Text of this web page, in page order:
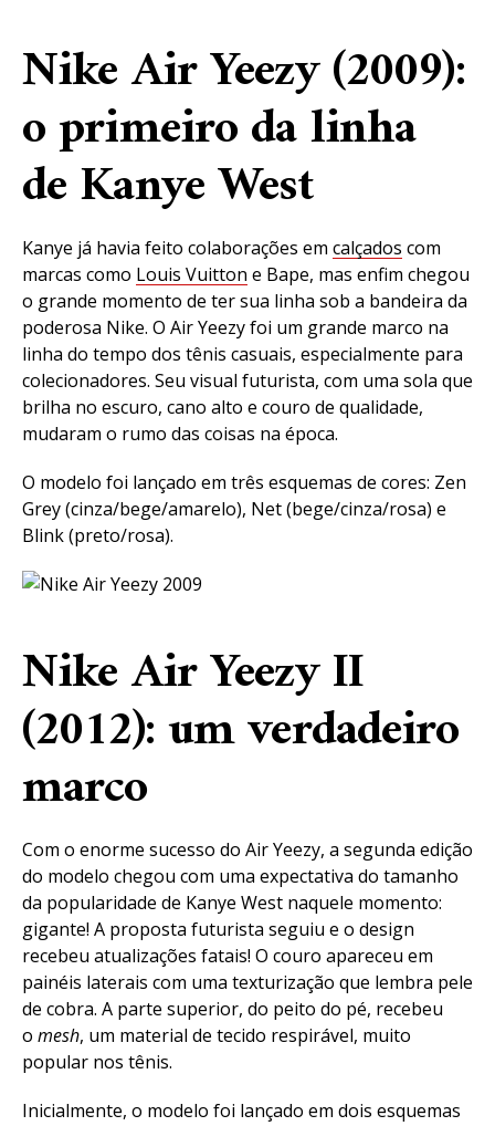
Nike Air Yeezy (2009):
o primeiro da linha
de Kanye West
Kanye já havia feito colaborações em calçados com
marcas como Louis Vuitton e Bape, mas enfim chegou
o grande momento de ter sua linha sob a bandeira da
poderosa Nike. O Air Yeezy foi um grande marco na
linha do tempo dos tênis casuais, especialmente para
colecionadores. Seu visual futurista, com uma sola que
brilha no escuro, cano alto e couro de qualidade,
mudaram o rumo das coisas na época.
O modelo foi lançado em três esquemas de cores: Zen
Grey (cinza/bege/amarelo), Net (bege/cinza/rosa) e
Blink (preto/rosa).
Nike Air Yeezy II
(2012): um verdadeiro
marco
Com o enorme sucesso do Air Yeezy, a segunda edição
do modelo chegou com uma expectativa do tamanho
da popularidade de Kanye West naquele momento:
gigante! A proposta futurista seguiu e o design
recebeu atualizações fatais! O couro apareceu em
painéis laterais com uma texturização que lembra pele
de cobra. A parte superior, do peito do pé, recebeu
o mesh, um material de tecido respirável, muito
popular nos tênis.
Inicialmente, o modelo foi lançado em dois esquemas